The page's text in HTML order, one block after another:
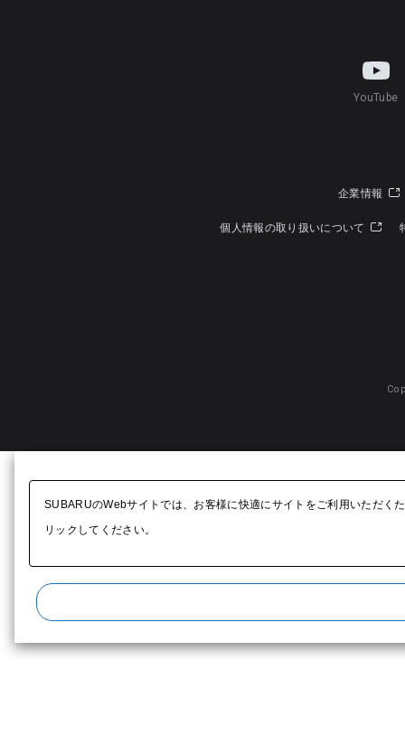
YouTube
企業情報
個人情報の取り扱いについて
SUBARUのWebサイトでは、お客様に快適にサイトをご利用いただく
リックしてください。​